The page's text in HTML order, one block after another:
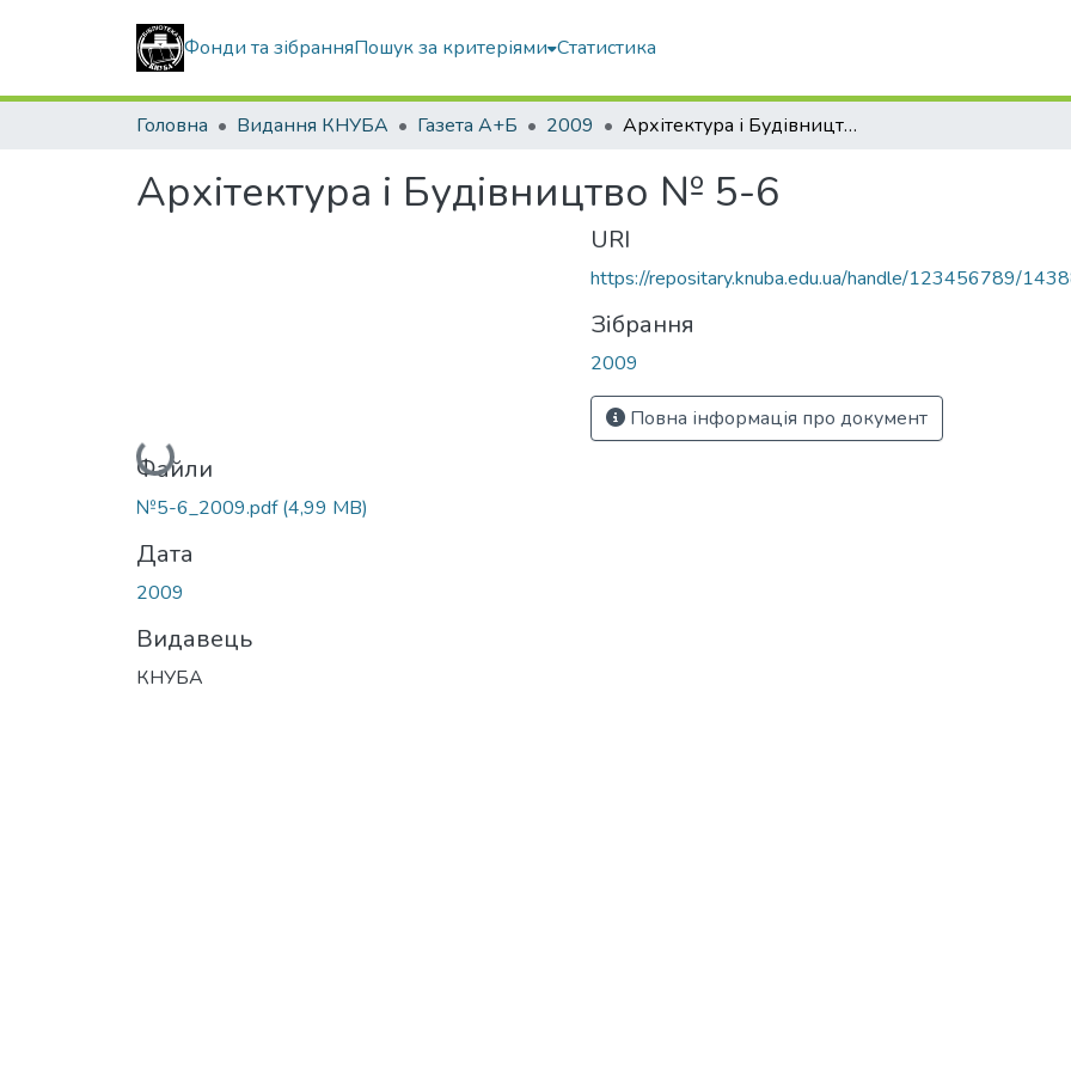
Фонди та зібранняПошук за критеріями Статистика
Головна Видання КНУБА Газета А+Б 2009 Архітектура і Будівництво № 5-6
Архітектура і Будівництво № 5-6
Вантажиться...
Файли
№5-6_2009.pdf(4,99 MB)
Дата
2009
Видавець
КНУБА
URI
https://repositary.knuba.edu.ua/handle/123456789/
Зібрання
2009
Повна інформація про документ